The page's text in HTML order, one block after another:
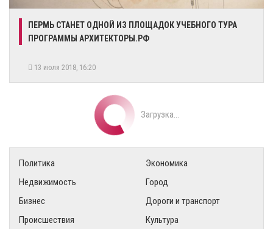
ПЕРМЬ СТАНЕТ ОДНОЙ ИЗ ПЛОЩАДОК УЧЕБНОГО ТУРА
ПРОГРАММЫ АРХИТЕКТОРЫ.РФ
13 июля 2018, 16:20
Загрузка...
Политика
Экономика
Недвижимость
Город
Бизнес
Дороги и транспорт
Происшествия
Культура